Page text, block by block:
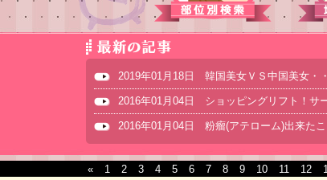
2019年01月18日 韓国美女ＶＳ中国美女・
2016年01月04日 ショッピングリフト！サ
2016年01月04日 粉瘤(アテローム)出来たこ
« 1 2 3 4 5 6 7 8 9 10 11 12